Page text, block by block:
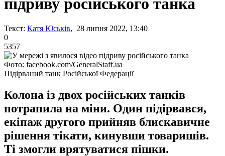
підриву російського танка
Текст: Катя Юськів, 28 липня 2022, 13:40
0
5357
Фото: facebook.com/GeneralStaff.ua
Підірваний танк Російської Федерації
Колона із двох російських танків
потрапила на міни. Один підірвався,
екіпаж другого прийняв блискавичне
рішення тікати, кинувши товаришів.
Ті змогли врятуватися пішки.